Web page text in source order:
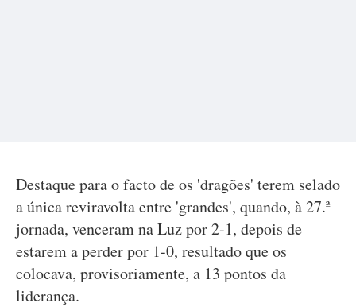
Destaque para o facto de os 'dragões' terem selado
a única reviravolta entre 'grandes', quando, à 27.ª
jornada, venceram na Luz por 2-1, depois de
estarem a perder por 1-0, resultado que os
colocava, provisoriamente, a 13 pontos da
liderança.